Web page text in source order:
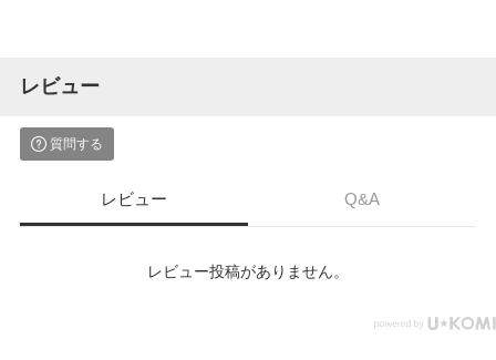
レビュー
質問する
レビュー Q&A
レビュー投稿がありません。